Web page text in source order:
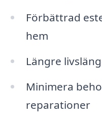
Förbättrad
hem
Längre
Minimera
reparationer